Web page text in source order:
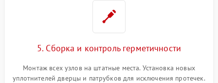
5. Сборка и контроль герметичности
Монтаж всех узлов на штатные места. Установка новых
уплотнителей дверцы и патрубков для исключения протечек.